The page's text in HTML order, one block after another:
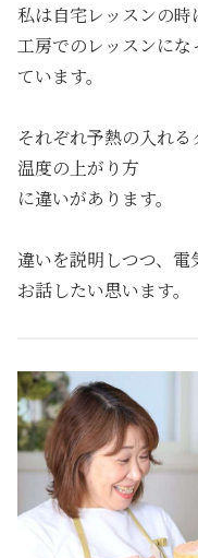
私は自宅レッスンの時
工房でのレッスンに
ています。
それぞれ予熱の入れる
温度の上がり方
に違いがあります。
違いを説明しつつ、
お話したい思います。